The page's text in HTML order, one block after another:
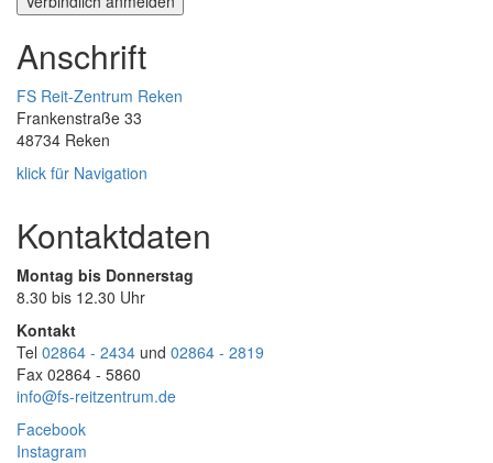
Anschrift
FS Reit-Zentrum Reken
Frankenstraße 33
48734 Reken
klick für Navigation
Kontaktdaten
Montag bis Donnerstag
8.30 bis 12.30 Uhr
Kontakt
Tel 02864 - 2434 und 02864 - 2819
Fax 02864 - 5860
info@fs-reitzentrum.de
Facebook
Instagram